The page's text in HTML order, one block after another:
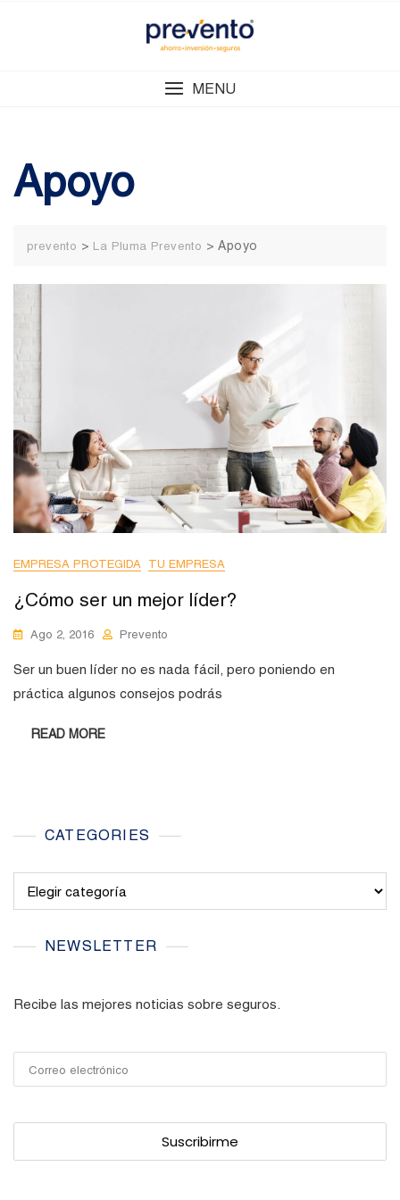
MENU
Apoyo
prevento > La Pluma Prevento >Apoyo
EMPRESA PROTEGIDA TU EMPRESA
¿Cómo ser un mejor líder?
Ago 2, 2016 Prevento
Ser un buen líder no es nada fácil, pero poniendo en
práctica algunos consejos podrás
READ MORE
CATEGORIES
NEWSLETTER
Recibe las mejores noticias sobre seguros.